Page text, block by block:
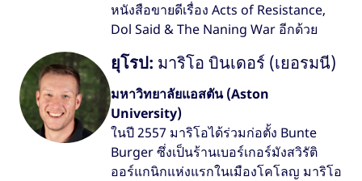
หนังสือขายดีเรื่อง Acts of Resistance,
Dol Said & The Naning War อีกด้วย
มหาวิทยาลัยแอสตัน (Aston
University)
ในปี 2557 มาริโอได้ร่วมก่อตั้ง Bunte
Burger ซึ่งเป็นร้านเบอร์เกอร์มังสวิรัติ
ออร์แกนิกแห่งแรกในเมืองโคโลญ มาริโอ
ยุโรป: มาริโอ บินเดอร์ (เยอรมนี)